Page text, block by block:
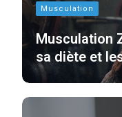
Musculation
Musculation
sa diète et